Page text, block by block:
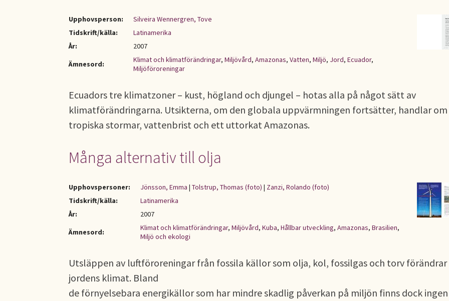
Upphovsperson:
Silveira Wennergren, Tove
Tidskrift/källa:
Latinamerika
År:
2007
Ämnesord:
Klimat och klimatförändringar, Miljövård, Amazonas, Vatten, Miljö, Jord, Ecuador,
Miljöföroreningar
Ecuadors tre klimatzoner – kust, högland och djungel – hotas alla på något sätt av
klimatförändringarna. Utsikterna, om den globala uppvärmningen fortsätter, handlar
tropiska stormar, vattenbrist och ett uttorkat Amazonas.
Många alternativ till olja
Upphovspersoner: Jönsson, Emma | Tolstrup, Thomas (foto) | Zanzi, Rolando (foto)
Tidskrift/källa:
Latinamerika
År:
2007
Ämnesord:
Klimat och klimatförändringar, Miljövård, Kuba, Hållbar utveckling, Amazonas, Brasilien,
Miljö och ekologi
Utsläppen av luftföroreningar från fossila källor som olja, kol, fossilgas och torv förändrar
jordens klimat. Bland
de förnyelsebara energikällor som har mindre skadlig påverkan på miljön finns dock ingen